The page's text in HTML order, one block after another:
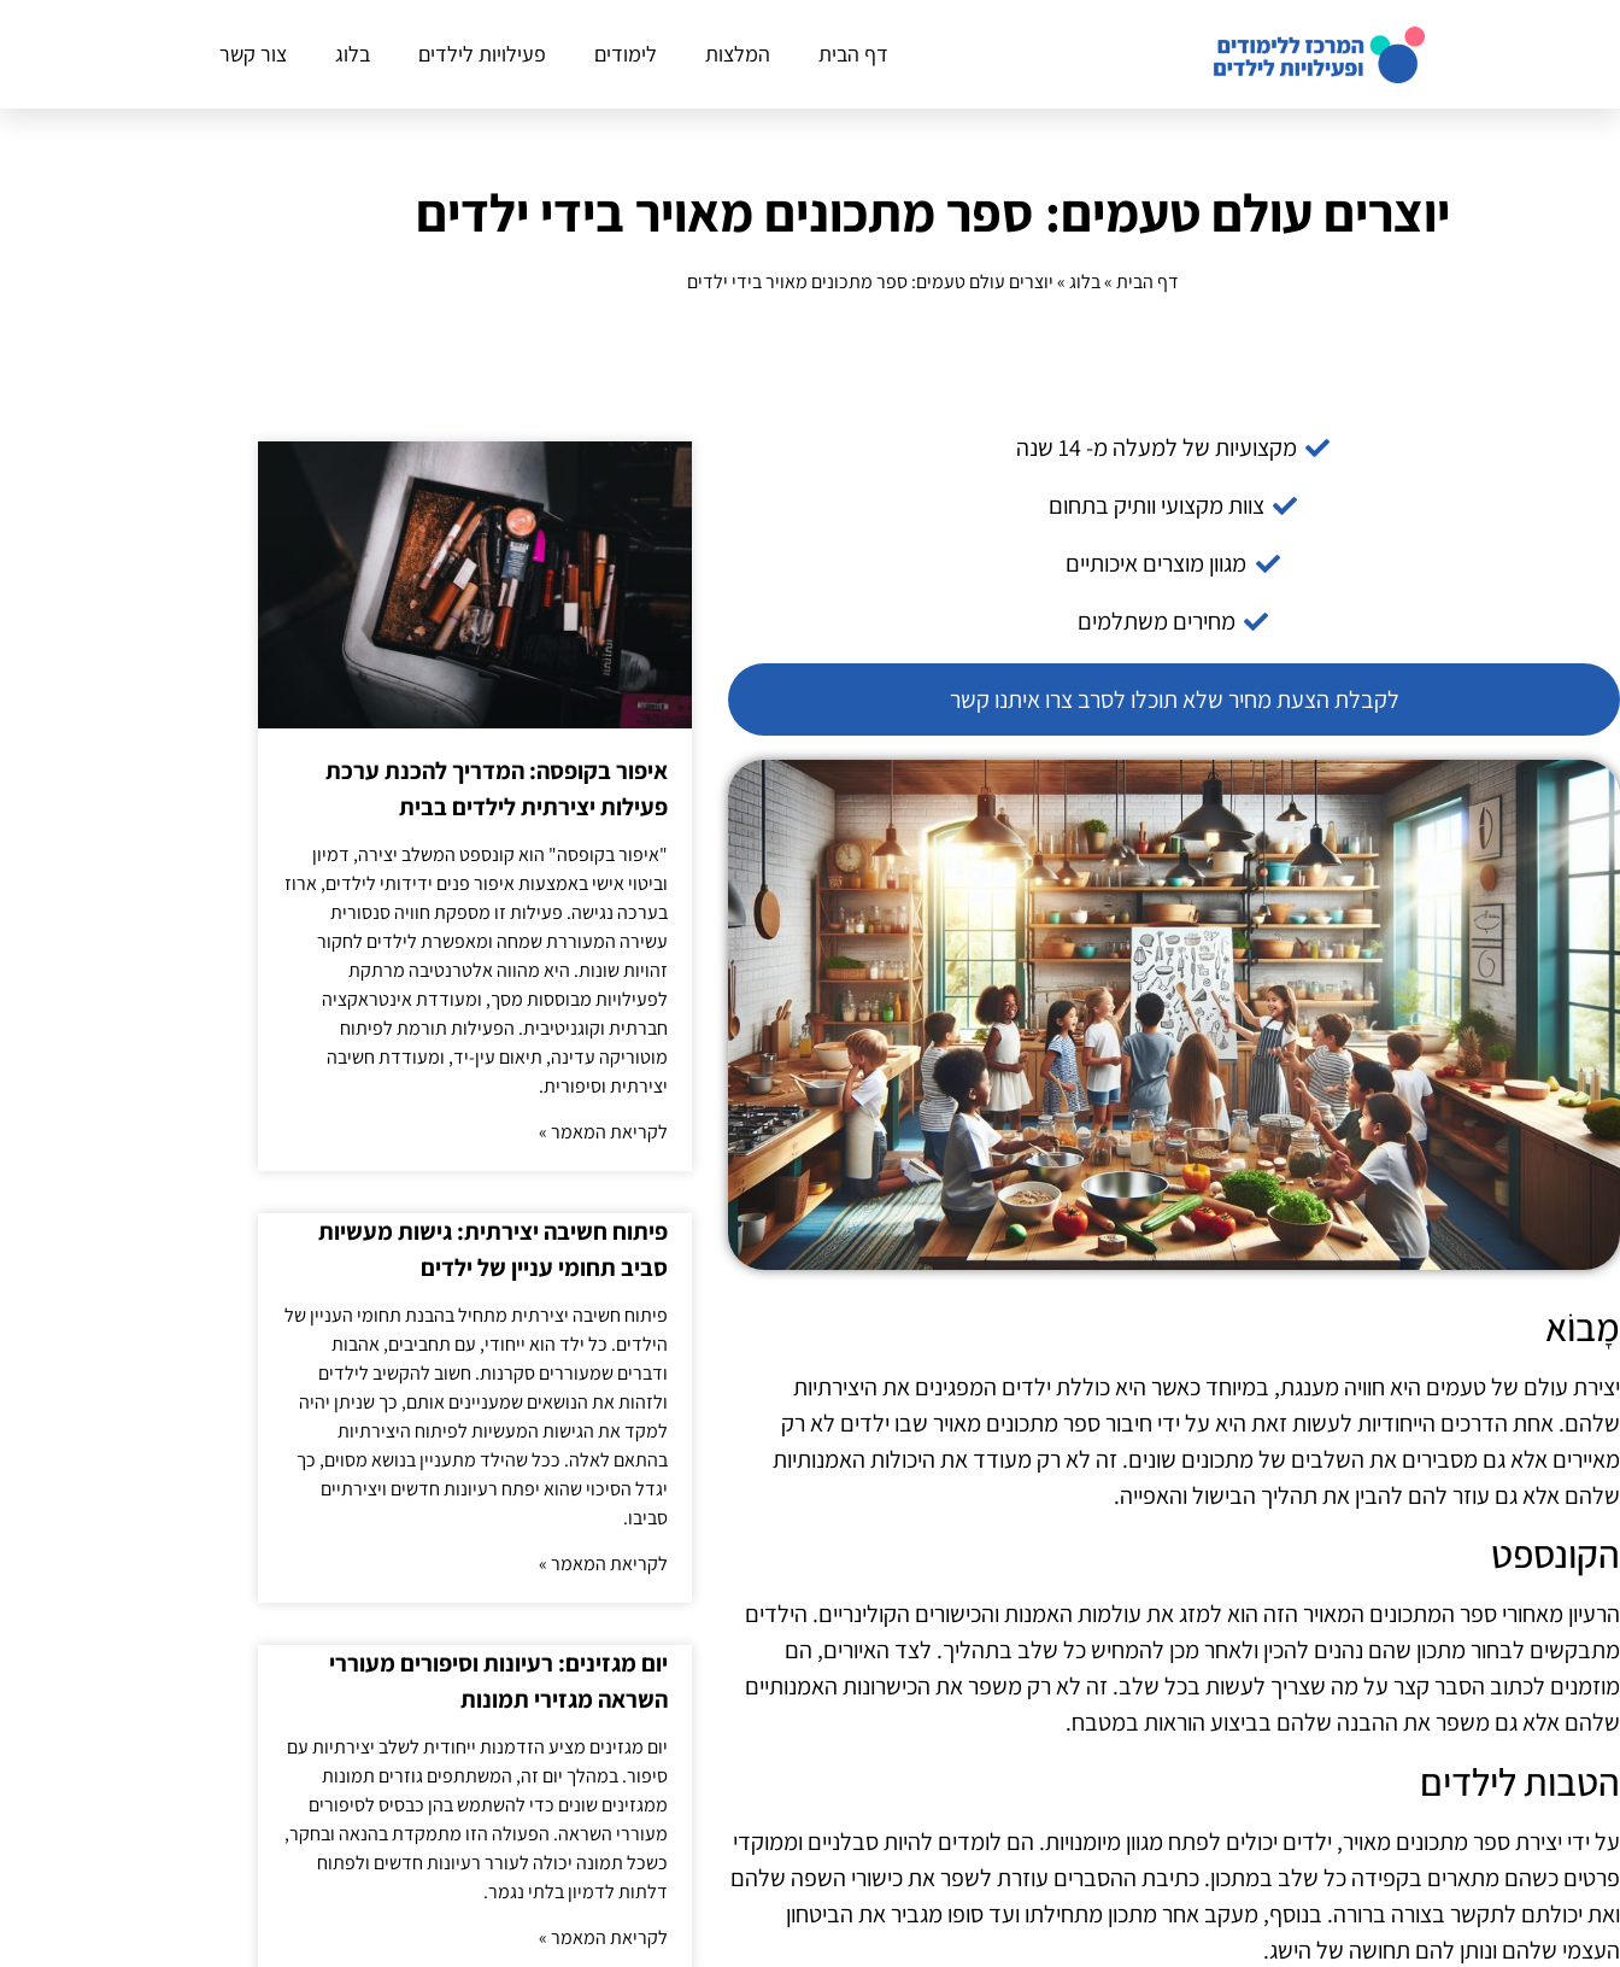
דף הבית המלצות לימודים פעילויות לילדים בלוג צור קשר
יוצרים עולם טעמים: ספר מתכונים מאויר בידי ילדים
דף הבית»בלוג»יוצרים עולם טעמים: ספר מתכונים מאויר בידי ילדים
מקצועיות של למעלה מ- 14 שנה
צוות מקצועי וותיק בתחום
מגוון מוצרים איכותיים
מחירים משתלמים
לקבלת הצעת מחיר שלא תוכלו לסרב צרו איתנו קשר
מָבוֹא
יצירת עולם של טעמים היא חוויה מענגת, במיוחד כאשר היא כוללת ילדים המפגינים את היצירתיות
שלהם. אחת הדרכים הייחודיות לעשות זאת היא על ידי חיבור ספר מתכונים מאויר שבו ילדים לא רק
מאיירים אלא גם מסבירים את השלבים של מתכונים שונים. זה לא רק מעודד את היכולות האמנותיות
שלהם אלא גם עוזר להם להבין את תהליך הבישול והאפייה.
הקונספט
הרעיון מאחורי ספר המתכונים המאויר הזה הוא למזג את עולמות האמנות והכישורים הקולינריים. הילדים
מתבקשים לבחור מתכון שהם נהנים להכין ולאחר מכן להמחיש כל שלב בתהליך. לצד האיורים, הם
מוזמנים לכתוב הסבר קצר על מה שצריך לעשות בכל שלב. זה לא רק משפר את הכישרונות האמנותיים
שלהם אלא גם משפר את ההבנה שלהם בביצוע הוראות במטבח.
הטבות לילדים
על ידי יצירת ספר מתכונים מאויר, ילדים יכולים לפתח מגוון מיומנויות. הם לומדים להיות סבלניים וממוקדי
פרטים כשהם מתארים בקפידה כל שלב במתכון. כתיבת ההסברים עוזרת לשפר את כישורי השפה שלהם
ואת יכולתם לתקשר בצורה ברורה. בנוסף, מעקב אחר מתכון מתחילתו ועד סופו מגביר את הביטחון
העצמי שלהם ונותן להם תחושה של הישג.
איפור בקופסה: המדריך להכנת ערכת
פעילות יצירתית לילדים בבית
"איפור בקופסה" הוא קונספט המשלב יצירה, דמיון
וביטוי אישי באמצעות איפור פנים ידידותי לילדים, ארוז
בערכה נגישה. פעילות זו מספקת חוויה סנסורית
עשירה המעוררת שמחה ומאפשרת לילדים לחקור
זהויות שונות. היא מהווה אלטרנטיבה מרתקת
לפעילויות מבוססות מסך, ומעודדת אינטראקציה
חברתית וקוגניטיבית. הפעילות תורמת לפיתוח
מוטוריקה עדינה, תיאום עין-יד, ומעודדת חשיבה
יצירתית וסיפורית.
לקריאת המאמר »
פיתוח חשיבה יצירתית: גישות מעשיות
סביב תחומי עניין של ילדים
פיתוח חשיבה יצירתית מתחיל בהבנת תחומי העניין של
הילדים. כל ילד הוא ייחודי, עם תחביבים, אהבות
ודברים שמעוררים סקרנות. חשוב להקשיב לילדים
ולזהות את הנושאים שמעניינים אותם, כך שניתן יהיה
למקד את הגישות המעשיות לפיתוח היצירתיות
בהתאם לאלה. ככל שהילד מתעניין בנושא מסוים, כך
יגדל הסיכוי שהוא יפתח רעיונות חדשים ויצירתיים
סביבו.
לקריאת המאמר »
יום מגזינים: רעיונות וסיפורים מעוררי
השראה מגזירי תמונות
יום מגזינים מציע הזדמנות ייחודית לשלב יצירתיות עם
סיפור. במהלך יום זה, המשתתפים גוזרים תמונות
ממגזינים שונים כדי להשתמש בהן כבסיס לסיפורים
מעוררי השראה. הפעולה הזו מתמקדת בהנאה ובחקר,
כשכל תמונה יכולה לעורר רעיונות חדשים ולפתוח
דלתות לדמיון בלתי נגמר.
לקריאת המאמר »